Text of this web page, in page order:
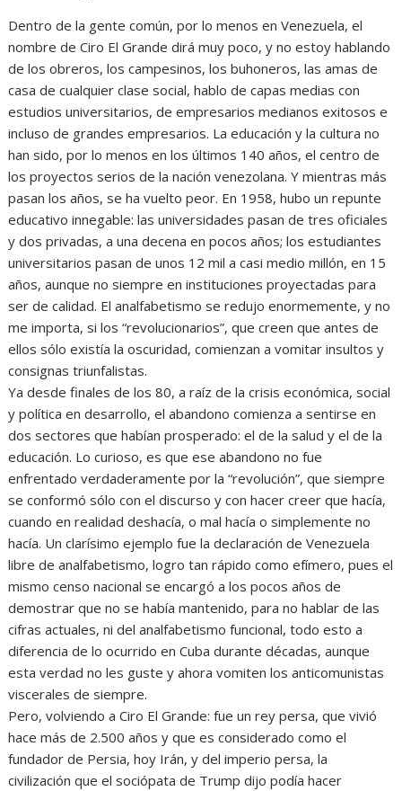
Dentro de la gente común, por lo menos en Venezuela, el
nombre de Ciro El Grande dirá muy poco, y no estoy hablando
de los obreros, los campesinos, los buhoneros, las amas de
casa de cualquier clase social, hablo de capas medias con
estudios universitarios, de empresarios medianos exitosos e
incluso de grandes empresarios. La educación y la cultura no
han sido, por lo menos en los últimos 140 años, el centro de
los proyectos serios de la nación venezolana. Y mientras más
pasan los años, se ha vuelto peor. En 1958, hubo un repunte
educativo innegable: las universidades pasan de tres oficiales
y dos privadas, a una decena en pocos años; los estudiantes
universitarios pasan de unos 12 mil a casi medio millón, en 15
años, aunque no siempre en instituciones proyectadas para
ser de calidad. El analfabetismo se redujo enormemente, y no
me importa, si los “revolucionarios”, que creen que antes de
ellos sólo existía la oscuridad, comienzan a vomitar insultos y
consignas triunfalistas.
Ya desde finales de los 80, a raíz de la crisis económica, social
y política en desarrollo, el abandono comienza a sentirse en
dos sectores que habían prosperado: el de la salud y el de la
educación. Lo curioso, es que ese abandono no fue
enfrentado verdaderamente por la “revolución”, que siempre
se conformó sólo con el discurso y con hacer creer que hacía,
cuando en realidad deshacía, o mal hacía o simplemente no
hacía. Un clarísimo ejemplo fue la declaración de Venezuela
libre de analfabetismo, logro tan rápido como efímero, pues el
mismo censo nacional se encargó a los pocos años de
demostrar que no se había mantenido, para no hablar de las
cifras actuales, ni del analfabetismo funcional, todo esto a
diferencia de lo ocurrido en Cuba durante décadas, aunque
esta verdad no les guste y ahora vomiten los anticomunistas
viscerales de siempre.
Pero, volviendo a Ciro El Grande: fue un rey persa, que vivió
hace más de 2.500 años y que es considerado como el
fundador de Persia, hoy Irán, y del imperio persa, la
civilización que el sociópata de Trump dijo podía hacer